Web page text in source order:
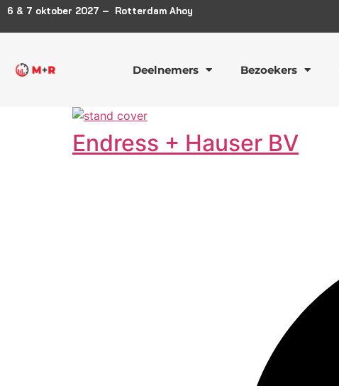
6 & 7 oktober 2027 – Rotterdam Ahoy
Deelnemers Bezoekers
Endress + Hauser BV